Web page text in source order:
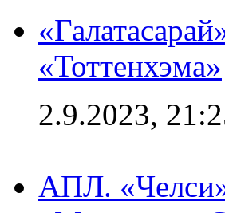
«Тоттенхэма»
2.9.2023,
АПЛ.